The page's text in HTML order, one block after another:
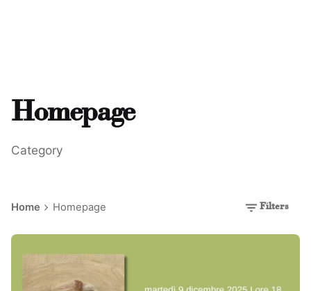
Homepage
Category
Home Homepage Filters